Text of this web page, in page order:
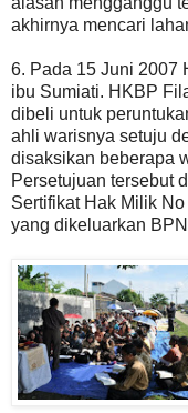
akhirnya mencari
6. Pada 15 Juni 2007
ibu Sumiati. HKBP
dibeli untuk
ahli warisnya setuju
disaksikan beberapa
Persetujuan tersebut
Sertifikat Hak Milik
yang dikeluarkan